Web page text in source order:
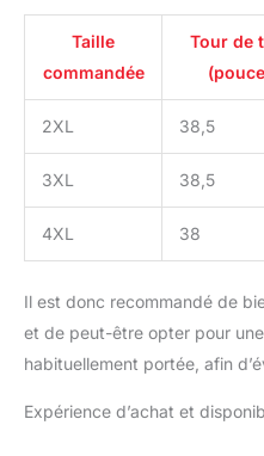
Taille
commandée
Tour de
2XL 38,5
3XL 38,5
4XL 38
Il est donc recommandé de
et de peut-être opter pour
habituellement portée, afin
Expérience d’achat et